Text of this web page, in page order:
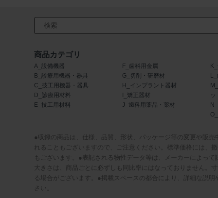
検索キーワード入力
商品カテゴリ
A_設備機器
B_診療用機器・器具
C_技工用機器・器具
D_診療用材料
E_技工用材料
F_歯科用金属
G_切削・研磨材
H_インプラント器材
I_矯正器材
J_歯科用薬品・薬材
ッ
●収録の商品は、仕様、品質、形状、パッケージ等の変更や販
れることもございますので、ご注意ください。標準価格には、
もございます。●表記される物性データ等は、メーカーによっ
大きさは、商品ごとに必ずしも同比率にはなっておりません。
る場合がございます。●掲載スペースの都合により、詳細な説
さい。